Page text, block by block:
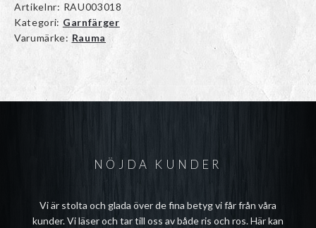
Artikelnr: RAU003018
Kategori: Garnfärger
Varumärke: Rauma
NÖJDA KUNDER
Vi är stolta och glada över de fina betyg vi får från våra
kunder. Vi läser och tar till oss av både ris och ros. Här kan